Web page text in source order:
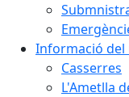
Informació del
Casserres
L'Ametlla